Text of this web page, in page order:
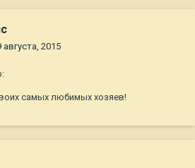
августа, 2015
самых любимых хозяев!